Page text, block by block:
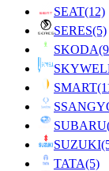
SEAT(12)
SERES(5)
SKODA
SMART
SUBARU
SUZUKI
TATA(5)